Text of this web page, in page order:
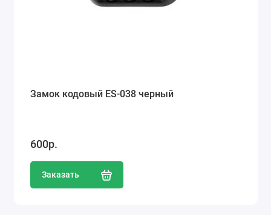
Замок кодовый ES-038 черный
600р.
Заказать